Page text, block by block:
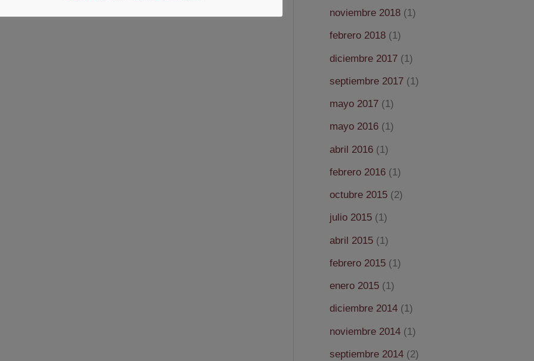
noviembre 2018(1)
febrero 2018(1)
diciembre 2017(1)
septiembre 2017(1)
mayo 2017(1)
mayo 2016(1)
abril 2016(1)
febrero 2016(1)
octubre 2015(2)
julio 2015(1)
abril 2015(1)
febrero 2015(1)
enero 2015(1)
diciembre 2014(1)
noviembre 2014(1)
septiembre 2014(2)